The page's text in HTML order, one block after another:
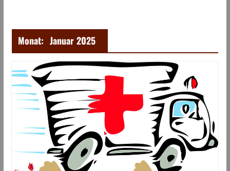
Monat: Januar 2025